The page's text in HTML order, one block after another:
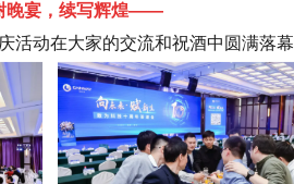
宴，续写辉煌——
活动在大家的交流和祝酒中圆满落